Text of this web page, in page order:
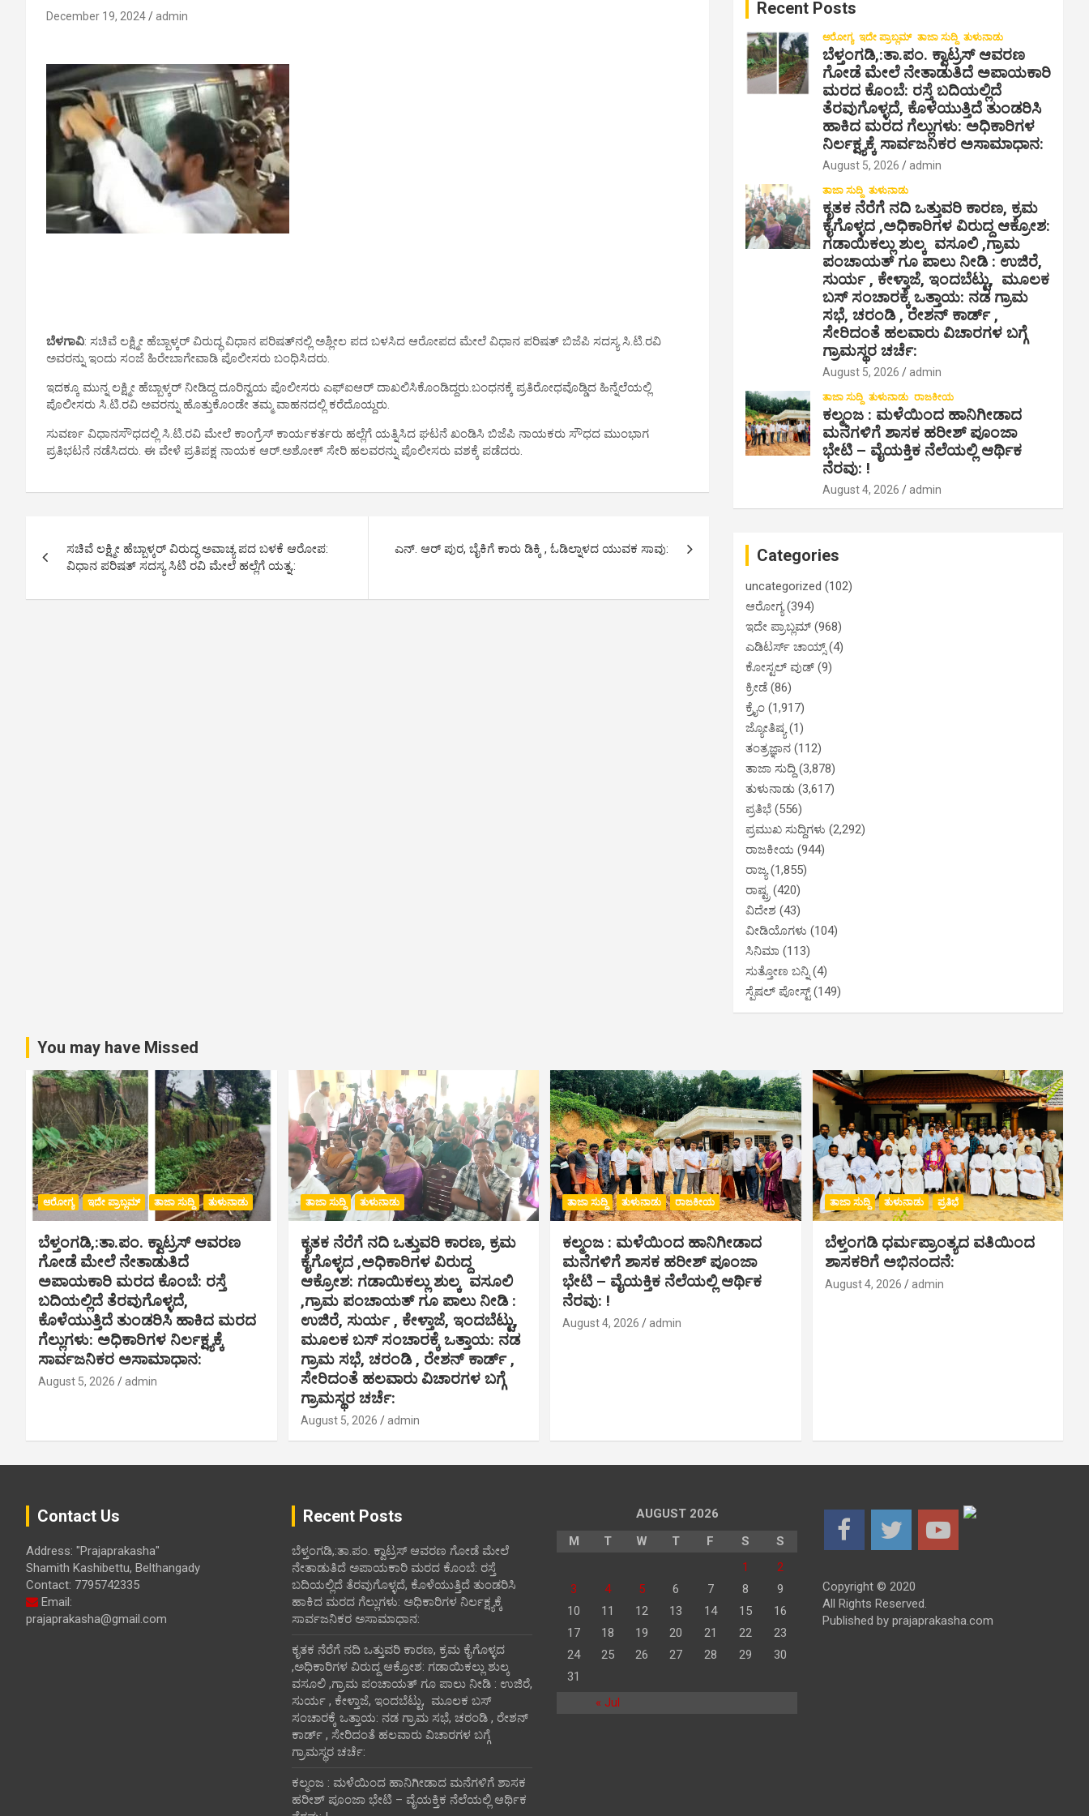
December 19, 2024 admin
ಬೆಳಗಾವಿ: ಸಚಿವೆ ಲಕ್ಷ್ಮೀ ಹೆಬ್ಬಾಳ್ಕರ್ ವಿರುದ್ಧ ವಿಧಾನ ಪರಿಷತ್​ನಲ್ಲಿ ಅಶ್ಲೀಲ ಪದ ಬಳಸಿದ ಆರೋಪದ ಮೇಲೆ ವಿಧಾನ ಪರಿಷತ್‌ ಬಿಜೆಪಿ ಸದಸ್ಯ ಸಿ.ಟಿ.ರವಿ
ಅವರನ್ನು ಇಂದು ಸಂಜೆ ಹಿರೇಬಾಗೇವಾಡಿ ಪೊಲೀಸರು ಬಂಧಿಸಿದರು.
ಇದಕ್ಕೂ ಮುನ್ನ ಲಕ್ಷ್ಮೀ ಹೆಬ್ಬಾಳ್ಕರ್ ನೀಡಿದ್ದ ದೂರಿನ್ವಯ ಪೊಲೀಸರು ಎಫ್‌ಐಆರ್‌ ದಾಖಲಿಸಿಕೊಂಡಿದ್ದರು.ಬಂಧನಕ್ಕೆ ಪ್ರತಿರೋಧವೊಡ್ಡಿದ ಹಿನ್ನೆಲೆಯಲ್ಲಿ
ಪೊಲೀಸರು ಸಿ.ಟಿ.ರವಿ ಅವರನ್ನು ಹೊತ್ತುಕೊಂಡೇ ತಮ್ಮ ವಾಹನದಲ್ಲಿ ಕರೆದೊಯ್ದರು.
ಸುವರ್ಣ ವಿಧಾನಸೌಧದಲ್ಲಿ ಸಿ.ಟಿ.ರವಿ ಮೇಲೆ ಕಾಂಗ್ರೆಸ್ ಕಾರ್ಯಕರ್ತರು ಹಲ್ಲೆಗೆ ಯತ್ನಿಸಿದ ಘಟನೆ ಖಂಡಿಸಿ ಬಿಜೆಪಿ ನಾಯಕರು ಸೌಧದ ಮುಂಭಾಗ
ಪ್ರತಿಭಟನೆ ನಡೆಸಿದರು. ಈ ವೇಳೆ ಪ್ರತಿಪಕ್ಷ ನಾಯಕ ಆರ್.ಅಶೋಕ್ ಸೇರಿ ಹಲವರನ್ನು ಪೊಲೀಸರು ವಶಕ್ಕೆ ಪಡೆದರು.
s
ಸಚಿವೆ ಲಕ್ಷ್ಮೀ ಹೆಬ್ಬಾಳ್ಕರ್ ವಿರುದ್ಧ ಅವಾಚ್ಯ ಪದ ಬಳಕೆ ಆರೋಪ:
ವಿಧಾನ ಪರಿಷತ್ ಸದಸ್ಯ ಸಿಟಿ ರವಿ ಮೇಲೆ ಹಲ್ಲೆಗೆ ಯತ್ನ,:
ಎನ್. ಆರ್ ಪುರ, ಬೈಕಿಗೆ ಕಾರು ಡಿಕ್ಕಿ , ಓಡಿಲ್ನಾಳದ ಯುವಕ ಸಾವು:
Recent Posts
ಆರೋಗ್ಯ ಇದೇ ಪ್ರಾಬ್ಲಮ್ ತಾಜಾ ಸುದ್ದಿ ತುಳುನಾಡು
ಬೆಳ್ತಂಗಡಿ,:ತಾ.ಪಂ‌. ಕ್ವಾಟ್ರಸ್ ಆವರಣ
ಗೋಡೆ ಮೇಲೆ ನೇತಾಡುತಿದೆ ಅಪಾಯಕಾರಿ
ಮರದ ಕೊಂಬೆ: ರಸ್ತೆ ಬದಿಯಲ್ಲಿದೆ
ತೆರವುಗೊಳ್ಳದೆ, ಕೊಳೆಯುತ್ತಿದೆ ತುಂಡರಿಸಿ
ಹಾಕಿದ ಮರದ ಗೆಲ್ಲುಗಳು: ಅಧಿಕಾರಿಗಳ
ನಿರ್ಲಕ್ಷ್ಯಕ್ಕೆ ಸಾರ್ವಜನಿಕರ ಅಸಾಮಾಧಾನ:
August 5, 2026 admin
ತಾಜಾ ಸುದ್ದಿ ತುಳುನಾಡು
ಕೃತಕ ನೆರೆಗೆ ನದಿ ಒತ್ತುವರಿ ಕಾರಣ, ಕ್ರಮ
ಕೈಗೊಳ್ಳದ ,ಅಧಿಕಾರಿಗಳ ವಿರುದ್ದ ಆಕ್ರೋಶ:
ಗಡಾಯಿಕಲ್ಲು ಶುಲ್ಕ ವಸೂಲಿ ,ಗ್ರಾಮ
ಪಂಚಾಯತ್ ಗೂ ಪಾಲು ನೀಡಿ : ಉಜಿರೆ,
ಸುರ್ಯ , ಕೇಳ್ತಾಜೆ, ಇಂದಬೆಟ್ಟು, ಮೂಲಕ
ಬಸ್ ಸಂಚಾರಕ್ಕೆ ಒತ್ತಾಯ: ನಡ ಗ್ರಾಮ
ಸಭೆ, ಚರಂಡಿ , ರೇಶನ್ ಕಾರ್ಡ್ ,
ಸೇರಿದಂತೆ ಹಲವಾರು ವಿಚಾರಗಳ ಬಗ್ಗೆ
ಗ್ರಾಮಸ್ಥರ ಚರ್ಚೆ:
August 5, 2026 admin
ತಾಜಾ ಸುದ್ದಿ ತುಳುನಾಡು ರಾಜಕೀಯ
ಕಲ್ಮಂಜ : ಮಳೆಯಿಂದ ಹಾನಿಗೀಡಾದ
ಮನೆಗಳಿಗೆ ಶಾಸಕ ಹರೀಶ್ ಪೂಂಜಾ
ಭೇಟಿ – ವೈಯಕ್ತಿಕ ನೆಲೆಯಲ್ಲಿ ಆರ್ಥಿಕ‌
ನೆರವು: !
August 4, 2026 admin
Categories
uncategorized (102)
ಆರೋಗ್ಯ(394)
ಇದೇ ಪ್ರಾಬ್ಲಮ್ (968)
ಎಡಿಟರ್ಸ್ ಚಾಯ್ಸ್(4)
ಕೋಸ್ಟಲ್ ವುಡ್ (9)
ಕ್ರೀಡೆ (86)
ಕ್ರೈಂ (1,917)
ಜ್ಯೋತಿಷ್ಯ(1)
ತಂತ್ರಜ್ಞಾನ (112)
ತಾಜಾ ಸುದ್ದಿ (3,878)
ತುಳುನಾಡು (3,617)
ಪ್ರತಿಭೆ (556)
ಪ್ರಮುಖ ಸುದ್ದಿಗಳು (2,292)
ರಾಜಕೀಯ (944)
ರಾಜ್ಯ(1,855)
ರಾಷ್ಟ್ರ (420)
ವಿದೇಶ (43)
ವೀಡಿಯೊಗಳು (104)
ಸಿನಿಮಾ (113)
ಸುತ್ತೋಣ ಬನ್ನಿ(4)
ಸ್ಪೆಷಲ್ ಪೋಸ್ಟ್(149)
You may have Missed
ಆರೋಗ್ಯ ಇದೇ ಪ್ರಾಬ್ಲಮ್ ತಾಜಾ ಸುದ್ದಿ ತುಳುನಾಡು
ಬೆಳ್ತಂಗಡಿ,:ತಾ.ಪಂ‌. ಕ್ವಾಟ್ರಸ್ ಆವರಣ
ಗೋಡೆ ಮೇಲೆ ನೇತಾಡುತಿದೆ
ಅಪಾಯಕಾರಿ ಮರದ ಕೊಂಬೆ: ರಸ್ತೆ
ಬದಿಯಲ್ಲಿದೆ ತೆರವುಗೊಳ್ಳದೆ,
ಕೊಳೆಯುತ್ತಿದೆ ತುಂಡರಿಸಿ ಹಾಕಿದ ಮರದ
ಗೆಲ್ಲುಗಳು: ಅಧಿಕಾರಿಗಳ ನಿರ್ಲಕ್ಷ್ಯಕ್ಕೆ
ಸಾರ್ವಜನಿಕರ ಅಸಾಮಾಧಾನ:
August 5, 2026 admin
ತಾಜಾ ಸುದ್ದಿ ತುಳುನಾಡು
ಕೃತಕ ನೆರೆಗೆ ನದಿ ಒತ್ತುವರಿ ಕಾರಣ, ಕ್ರಮ
ಕೈಗೊಳ್ಳದ ,ಅಧಿಕಾರಿಗಳ ವಿರುದ್ದ
ಆಕ್ರೋಶ: ಗಡಾಯಿಕಲ್ಲು ಶುಲ್ಕ ವಸೂಲಿ
,ಗ್ರಾಮ ಪಂಚಾಯತ್ ಗೂ ಪಾಲು ನೀಡಿ :
ಉಜಿರೆ, ಸುರ್ಯ , ಕೇಳ್ತಾಜೆ, ಇಂದಬೆಟ್ಟು,
ಮೂಲಕ ಬಸ್ ಸಂಚಾರಕ್ಕೆ ಒತ್ತಾಯ: ನಡ
ಗ್ರಾಮ ಸಭೆ, ಚರಂಡಿ , ರೇಶನ್ ಕಾರ್ಡ್ ,
ಸೇರಿದಂತೆ ಹಲವಾರು ವಿಚಾರಗಳ ಬಗ್ಗೆ
ಗ್ರಾಮಸ್ಥರ ಚರ್ಚೆ:
August 5, 2026 admin
ತಾಜಾ ಸುದ್ದಿ ತುಳುನಾಡು ರಾಜಕೀಯ
ಕಲ್ಮಂಜ : ಮಳೆಯಿಂದ ಹಾನಿಗೀಡಾದ
ಮನೆಗಳಿಗೆ ಶಾಸಕ ಹರೀಶ್ ಪೂಂಜಾ
ಭೇಟಿ – ವೈಯಕ್ತಿಕ ನೆಲೆಯಲ್ಲಿ ಆರ್ಥಿಕ‌
ನೆರವು: !
August 4, 2026 admin
ತಾಜಾ ಸುದ್ದಿ ತುಳುನಾಡು ಪ್ರತಿಭೆ
ಬೆಳ್ತಂಗಡಿ ಧರ್ಮಪ್ರಾಂತ್ಯದ ವತಿಯಿಂದ
ಶಾಸಕರಿಗೆ ಅಭಿನಂದನೆ:
August 4, 2026 admin
Contact Us
Address: "Prajaprakasha"
Shamith Kashibettu, Belthangady
Contact: 7795742335
Email:
prajaprakasha@gmail.com
Recent Posts
ಬೆಳ್ತಂಗಡಿ,:ತಾ.ಪಂ‌. ಕ್ವಾಟ್ರಸ್ ಆವರಣ ಗೋಡೆ ಮೇಲೆ
ನೇತಾಡುತಿದೆ ಅಪಾಯಕಾರಿ ಮರದ ಕೊಂಬೆ: ರಸ್ತೆ
ಬದಿಯಲ್ಲಿದೆ ತೆರವುಗೊಳ್ಳದೆ, ಕೊಳೆಯುತ್ತಿದೆ ತುಂಡರಿಸಿ
ಹಾಕಿದ ಮರದ ಗೆಲ್ಲುಗಳು: ಅಧಿಕಾರಿಗಳ ನಿರ್ಲಕ್ಷ್ಯಕ್ಕೆ
ಸಾರ್ವಜನಿಕರ ಅಸಾಮಾಧಾನ:
ಕೃತಕ ನೆರೆಗೆ ನದಿ ಒತ್ತುವರಿ ಕಾರಣ, ಕ್ರಮ ಕೈಗೊಳ್ಳದ
,ಅಧಿಕಾರಿಗಳ ವಿರುದ್ದ ಆಕ್ರೋಶ: ಗಡಾಯಿಕಲ್ಲು ಶುಲ್ಕ
ವಸೂಲಿ ,ಗ್ರಾಮ ಪಂಚಾಯತ್ ಗೂ ಪಾಲು ನೀಡಿ : ಉಜಿರೆ,
ಸುರ್ಯ , ಕೇಳ್ತಾಜೆ, ಇಂದಬೆಟ್ಟು, ಮೂಲಕ ಬಸ್
ಸಂಚಾರಕ್ಕೆ ಒತ್ತಾಯ: ನಡ ಗ್ರಾಮ ಸಭೆ, ಚರಂಡಿ , ರೇಶನ್
ಕಾರ್ಡ್ , ಸೇರಿದಂತೆ ಹಲವಾರು ವಿಚಾರಗಳ ಬಗ್ಗೆ
ಗ್ರಾಮಸ್ಥರ ಚರ್ಚೆ:
ಕಲ್ಮಂಜ : ಮಳೆಯಿಂದ ಹಾನಿಗೀಡಾದ ಮನೆಗಳಿಗೆ ಶಾಸಕ
ಹರೀಶ್ ಪೂಂಜಾ ಭೇಟಿ – ವೈಯಕ್ತಿಕ ನೆಲೆಯಲ್ಲಿ ಆರ್ಥಿಕ‌
AUGUST 2026
M
T W T F S S
« Jul
1
2
3
4 5 6 7 8
9
10
11 12 13 14 15
16
17
18 19 20 21 22
23
24
25 26 27 28 29
30
31
Copyright © 2020
All Rights Reserved.
Published by prajaprakasha.com